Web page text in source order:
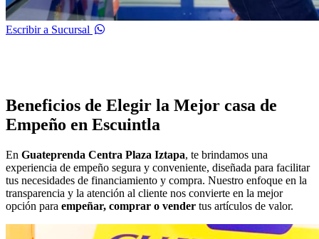
Escribir a Sucursal
Beneficios de Elegir la Mejor casa de
Empeño en Escuintla
En Guateprenda Centra Plaza Iztapa, te brindamos una
experiencia de empeño segura y conveniente, diseñada para facilitar
tus necesidades de financiamiento y compra. Nuestro enfoque en la
transparencia y la atención al cliente nos convierte en la mejor
opción para empeñar, comprar o vender tus artículos de valor.